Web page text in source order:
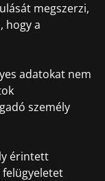
megszerzi,
hogy a
adatokat nem
személy
érintett
felügyeletet